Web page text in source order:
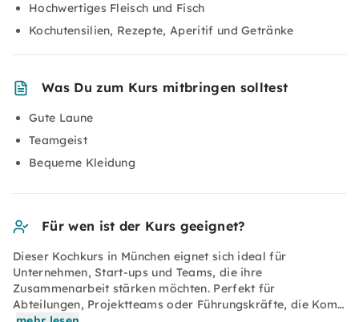
Hochwertiges Fleisch und Fisch
Kochutensilien, Rezepte, Aperitif und Getränke
Was Du zum Kurs mitbringen solltest
Gute Laune
Teamgeist
Bequeme Kleidung
Für wen ist der Kurs geeignet?
Dieser Kochkurs in München eignet sich ideal für
Unternehmen, Start-ups und Teams, die ihre
Zusammenarbeit stärken möchten. Perfekt für
Abteilungen, Projektteams oder Führungskräfte, die Kom…